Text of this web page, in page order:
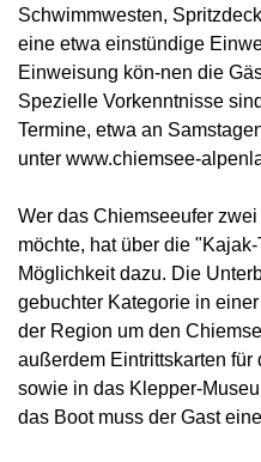
Schwimmwesten,
eine etwa einstündige
Einweisung kön-nen die
Spezielle Vorkenntnisse
Termine, etwa an
unter www.chiemsee-
Wer das Chiemseeufer
möchte, hat über die
Möglichkeit dazu. Die
gebuchter Kategorie in
der Region um den
außerdem Eintrittskarten für
sowie in das Klepper-
das Boot muss der Gast